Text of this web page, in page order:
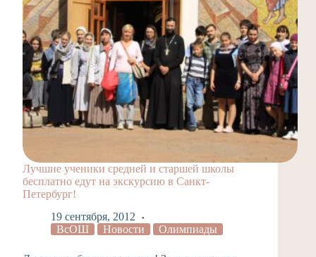
Лучшие ученики средней и старшей школы
бесплатно едут на экскурсию в Санкт-
Петербург!
19 сентября, 2012
ВсОШ
Новости Олимпиады